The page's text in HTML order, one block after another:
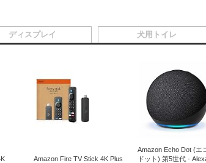
Amazon Fire TV Stick 4K Plus
Amazon Echo Dot (エ
ドット) 第5世代 -
ディスプレイ 犬用トイレ